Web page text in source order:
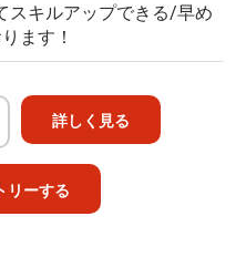
スキルアップできる/早め
ます！
詳しく見る
リーする